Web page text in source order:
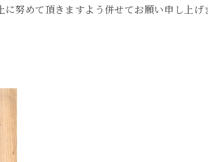
努めて頂きますよう併せてお願い申し上げ